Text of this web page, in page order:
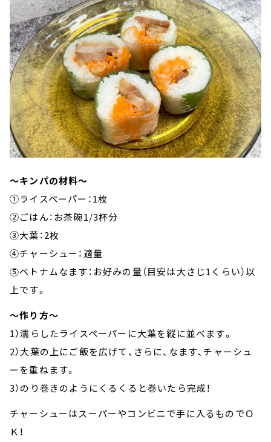
～キンパの材料～
①ライスペーパー：1枚
②ごはん：お茶碗1/3杯分
③大葉：2枚
④チャーシュー：適量
⑤ベトナムなます：お好みの量（目安は大さじ1くらい）以
上です。
～作り方～
1）濡らしたライスペーパーに大葉を縦に並べます。
2）大葉の上にご飯を広げて、さらに、なます、チャーシュ
ーを重ねます。
3）のり巻きのようにくるくると巻いたら完成！
チャーシューはスーパーやコンビニで手に入るものでＯ
Ｋ！